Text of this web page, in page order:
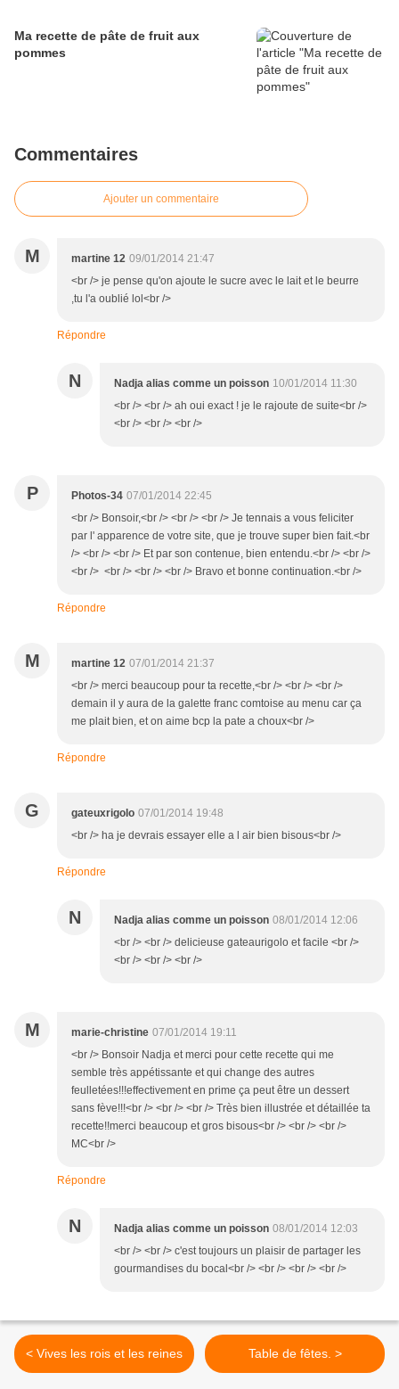
Ma recette de pâte de fruit aux
pommes
Commentaires
Ajouter un commentaire
M martine 12 09/01/2014 21:47
<br /> je pense qu'on ajoute le sucre avec le lait et le beurre
,tu l'a oublié lol<br />
Répondre
N Nadja alias comme un poisson 10/01/2014 11:30
<br /> <br /> ah oui exact ! je le rajoute de suite<br />
<br /> <br /> <br />
P Photos-34 07/01/2014 22:45
<br /> Bonsoir,<br /> <br /> <br /> Je tennais a vous feliciter
par l' apparence de votre site, que je trouve super bien fait.<br
/> <br /> <br /> Et par son contenue, bien entendu.<br /> <br />
<br /> <br /> <br /> <br /> Bravo et bonne continuation.<br />
Répondre
M martine 12 07/01/2014 21:37
<br /> merci beaucoup pour ta recette,<br /> <br /> <br />
demain il y aura de la galette franc comtoise au menu car ça
me plait bien, et on aime bcp la pate a choux<br />
Répondre
G gateuxrigolo 07/01/2014 19:48
<br /> ha je devrais essayer elle a l air bien bisous<br />
Répondre
N Nadja alias comme un poisson 08/01/2014 12:06
<br /> <br /> delicieuse gateaurigolo et facile <br />
<br /> <br /> <br />
M marie-christine 07/01/2014 19:11
<br /> Bonsoir Nadja et merci pour cette recette qui me
semble très appétissante et qui change des autres
feulletées!!!effectivement en prime ça peut être un dessert
sans fève!!!<br /> <br /> <br /> Très bien illustrée et détaillée ta
recette!!merci beaucoup et gros bisous<br /> <br /> <br />
MC<br />
Répondre
N Nadja alias comme un poisson 08/01/2014 12:03
<br /> <br /> c'est toujours un plaisir de partager les
gourmandises du bocal<br /> <br /> <br /> <br />
< Vives les rois et les reines Table de fêtes. >